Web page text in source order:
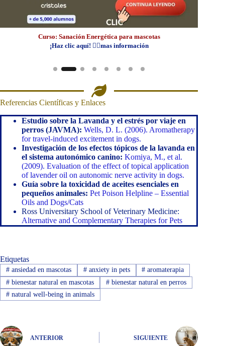
Curso: Sanación Energética para mascotas
¡Haz clic aquí! 👆🏼mas información
Referencias Científicas y Enlaces
Estudio sobre la Lavanda y el estrés por viaje en
perros (JAVMA): Wells, D. L. (2006). Aromatherapy
for travel-induced excitement in dogs.
Investigación de los efectos tópicos de la lavanda en
el sistema autonómico canino: Komiya, M., et al.
(2009). Evaluation of the effect of topical application
of lavender oil on autonomic nerve activity in dogs.
Guía sobre la toxicidad de aceites esenciales en
pequeños animales: Pet Poison Helpline – Essential
Oils and Dogs/Cats
Ross Universitary School of Veterinary Medicine:
Alternative and Complementary Therapies for Pets
Etiquetas
#ansiedad en mascotas #anxiety in pets # aromaterapia
#bienestar natural en mascotas #bienestar natural en perros
#natural well-being in animals
ANTERIOR SIGUIENTE